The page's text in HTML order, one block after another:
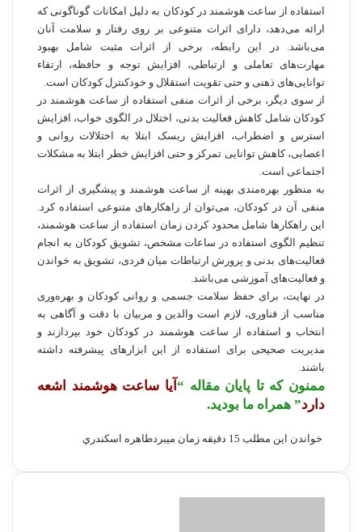
استفاده از ساعت هوشمند در کودکان به دلیل امکانات گوناگونی که
ارائه می‌دهد، دارای اثرات متنوعی بر روی رفتار و سلامت آنان
می‌باشد. در این رابطه، برخی از اثرات مثبت شامل بهبود
مهارت‌های تعاملی و ارتباطی، افزایش توجه و حافظه، ارتقاء
توانایی‌های ذهنی و حتی تقویت استقلال و خودکنترل کودکان است.
از سوی دیگر، برخی از اثرات منفی استفاده از ساعت هوشمند در
کودکان شامل کاهش فعالیت بدنی، اختلال در الگوی خواب، افزایش
استرس و اضطراب، افزایش ریسک ابتلا به اختلالات روانی و
اعصابی، کاهش توانایی تمرکز و حتی افزایش خطر ابتلا به مشکلات
اجتماعی است.
به منظور بهره‌مندی بهینه از ساعت هوشمند و پیشگیری از اثرات
منفی آن در کودکان، می‌توان از راهکارهای متنوعی استفاده کرد.
این راهکارها شامل محدود کردن زمان استفاده از ساعت هوشمند،
تنظیم الگوی استفاده در ساعات مشخص، تشویق کودکان به انجام
فعالیت‌های بدنی و پرورش ارتباطات میان فردی، تشویق به خواندن
و فعالیت‌های آموزشی می‌باشد.
در نهایت، برای حفظ سلامت جسمی و روانی کودکان و بهره‌وری
مناسب از فناوری، لازم است والدین و مربیان با دقت و آگاهی به
انتخاب و استفاده از ساعت هوشمند در کودکان خود بپردازند و
مدیریت صحیحی برای استفاده از این ابزارهای پیشرفته داشته
باشند.
ممنون که تا پایان مقاله “ آیا ساعت هوشمند اشعه
دارد” همراه ما بودید.
طاهره اسكندري خواندن این مطلب 15 دقیقه زمان میبرد